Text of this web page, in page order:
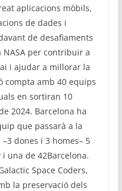
aplicacions mòbils,
de dades i
de desafiaments
per contribuir a
i ajudar a millorar la
compta amb 40 equips
en sortiran 10
2024. Barcelona ha
que passarà a la
dones i 3 homes– 5
una de 42Barcelona.
Space Coders,
la preservació dels